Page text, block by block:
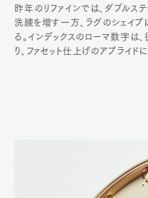
昨年のリファインでは、ダブルス
洗練を増す一方、ラグのシェイプ
る。インデックスのローマ数字は
り、ファセット仕上げのアプライドに